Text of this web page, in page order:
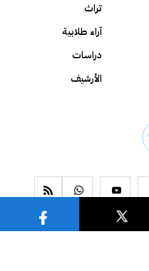
تراث
آراء طلابية
دراسات
الأرشيف